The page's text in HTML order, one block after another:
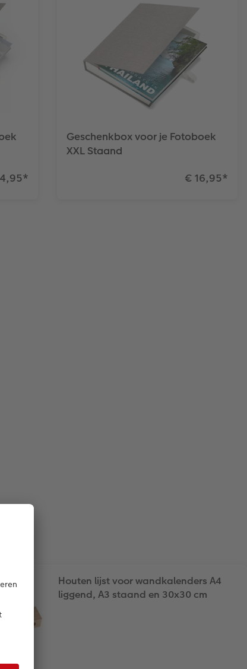
*
Geschenkbox voor je Fotoboek
XXL Staand
€ 16,95*
Houten lijst voor wandkalenders A4
liggend, A3 staand en 30x30 cm